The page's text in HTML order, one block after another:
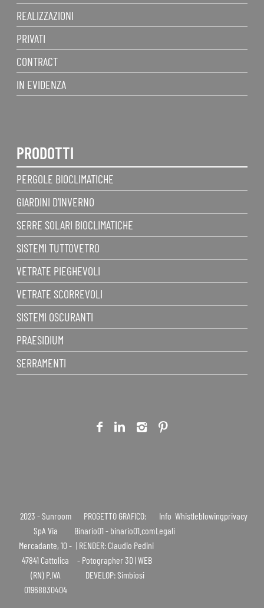
REALIZZAZIONI
PRIVATI
CONTRACT
IN EVIDENZA
PRODOTTI
PERGOLE BIOCLIMATICHE
GIARDINI D’INVERNO
SERRE SOLARI BIOCLIMATICHE
SISTEMI TUTTOVETRO
VETRATE PIEGHEVOLI
VETRATE SCORREVOLI
SISTEMI OSCURANTI
PRAESIDIUM
SERRAMENTI
2023 - Sunroom
SpA Via
Mercadante, 10 -
47841 Cattolica
(RN) P.IVA
01968830404
PROGETTO GRAFICO:
Binario01 - binario01.com
| RENDER: Claudio Pedini
- Potographer 3D | WEB
DEVELOP: Simbiosi
Info
Legali
Whistleblowingprivacy